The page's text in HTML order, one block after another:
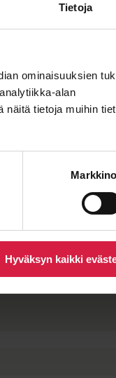
Tietoja
ominaisuuksien
alan
tietoja muihin
Hyväksyn kaikki